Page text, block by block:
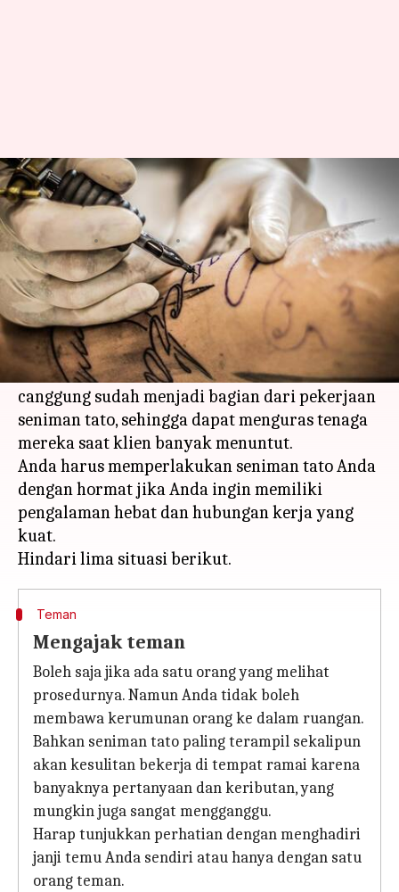
Etiket tato: Hal-hal yang tidak
boleh dilakukan di salon tato
menulis Mar 20, 2024 10:36 am
Apa ceritanya
Ingatlah bahwa seniman tato adalah ahli
terlatih saat berkolaborasi dengan mereka.
Jam kerja yang intens dan postur tubuh yang
canggung sudah menjadi bagian dari pekerjaan
seniman tato, sehingga dapat menguras tenaga
mereka saat klien banyak menuntut.
Anda harus memperlakukan seniman tato Anda
dengan hormat jika Anda ingin memiliki
pengalaman hebat dan hubungan kerja yang
kuat.
Teman
Mengajak teman
Boleh saja jika ada satu orang yang melihat
prosedurnya. Namun Anda tidak boleh
membawa kerumunan orang ke dalam ruangan.
Bahkan seniman tato paling terampil sekalipun
akan kesulitan bekerja di tempat ramai karena
banyaknya pertanyaan dan keributan, yang
mungkin juga sangat mengganggu.
Harap tunjukkan perhatian dengan menghadiri
janji temu Anda sendiri atau hanya dengan satu
orang teman.